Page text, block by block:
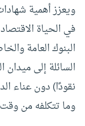
ويعزز أهمية
في الحياة
البنوك العامة
السائلة إلى ميدان
نقودًا) دون عناء
وما تتكلفه من